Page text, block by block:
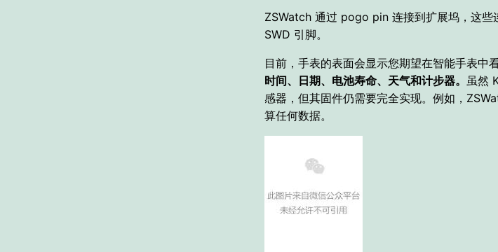
ZSWatch 通过 pogo pin 连接到扩展坞， 这些
SWD 引脚。
目前，手表的表面会显示您期望在智能手表中
时间、日期、电池寿命、天气和计步器。 虽然
感器，但其固件仍需要完全实现。 例如，
算任何数据。